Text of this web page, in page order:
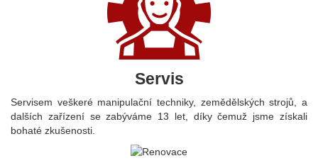
Servis
Servisem veškeré manipulační techniky, zemědělských strojů, a
dalších zařízení se zabýváme 13 let, díky čemuž jsme získali
bohaté zkušenosti.